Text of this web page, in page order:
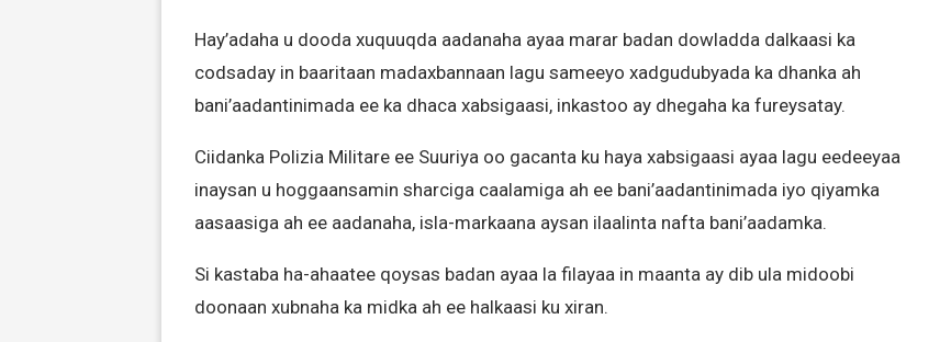
Hay’adaha u dooda xuquuqda aadanaha ayaa marar badan dowladda dalkaasi ka
codsaday in baaritaan madaxbannaan lagu sameeyo xadgudubyada ka dhanka ah
bani’aadantinimada ee ka dhaca xabsigaasi, inkastoo ay dhegaha ka fureysatay.
Ciidanka Polizia Militare ee Suuriya oo gacanta ku haya xabsigaasi ayaa lagu eedeeyaa
inaysan u hoggaansamin sharciga caalamiga ah ee bani’aadantinimada iyo qiyamka
aasaasiga ah ee aadanaha, isla-markaana aysan ilaalinta nafta bani’aadamka.
Si kastaba ha-ahaatee qoysas badan ayaa la filayaa in maanta ay dib ula midoobi
doonaan xubnaha ka midka ah ee halkaasi ku xiran.